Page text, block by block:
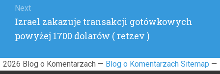
Next
Next
post:
Izrael zakazuje transakcji gotówkowych
powyżej 1700 dolarów ( retzev )
2026 Blog o Komentarzach — Blog o Komentarzach Sitemap —